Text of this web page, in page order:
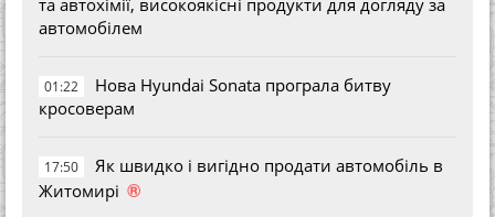
та автохімії, високоякісні продукти для догляду за
автомобілем
01:22
Нова Hyundai Sonata програла битву
кросоверам
17:50
Як швидко і вигідно продати автомобіль в
Житомирі ®